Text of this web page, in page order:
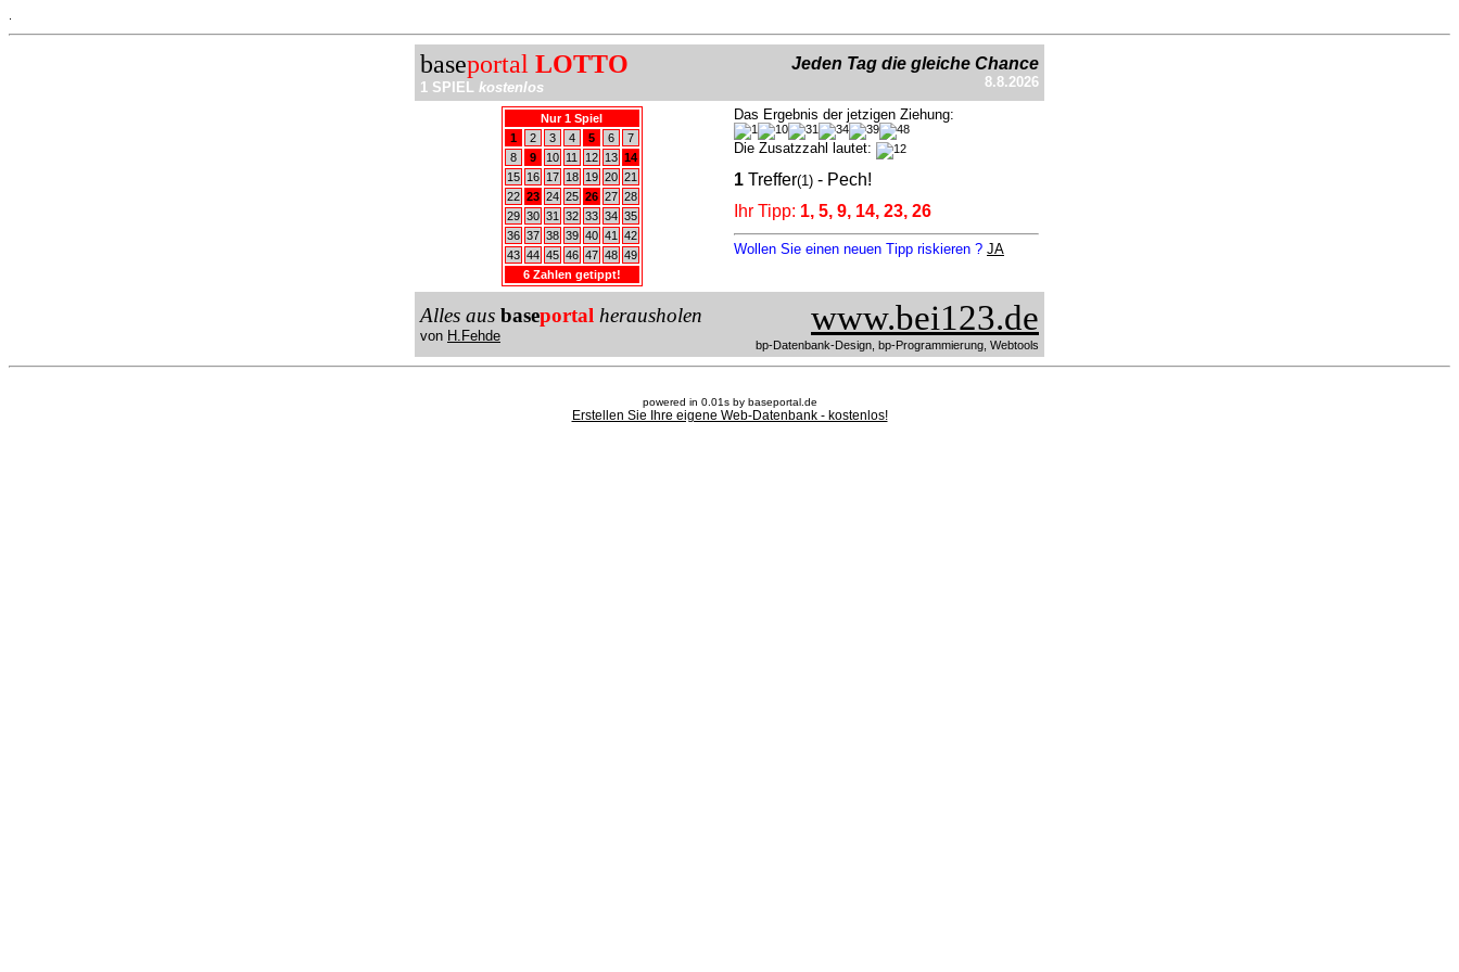
baseportal LOTTO
1 SPIEL kostenlos
Jeden Tag die gleiche Chance
8.8.2026
Nur 1 Spiel
1
2 3 4 5 6
7
8
9 10 11 12 13 14
15
16 17 18 19 20 21
22 23 24 25 26 27 28
29 30 31 32 33 34 35
36 37 38 39 40 41
42
43 44 45 46 47 48 49
6 Zahlen getippt!
Das Ergebnis der jetzigen Ziehung:
Die Zusatzzahl lautet:
1 Treffer(1) - Pech!
Ihr Tipp: 1, 5, 9, 14, 23, 26
Wollen Sie einen neuen Tipp riskieren ? JA
Alles aus baseportal herausholen
von H.Fehde www.bei123.de
bp-Datenbank-Design, bp-Programmierung, Webtools
powered in 0.01s by baseportal.de
Erstellen Sie Ihre eigene Web-Datenbank - kostenlos!